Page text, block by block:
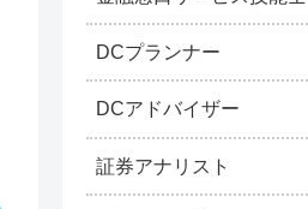
DCプランナー
DCアドバイザー
証券アナリスト